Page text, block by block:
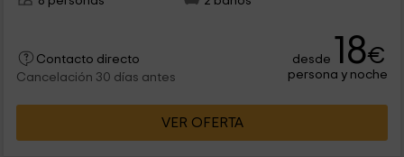
Contacto directo
Cancelación 30 días antes
desde 18€
persona y noche
VER OFERTA